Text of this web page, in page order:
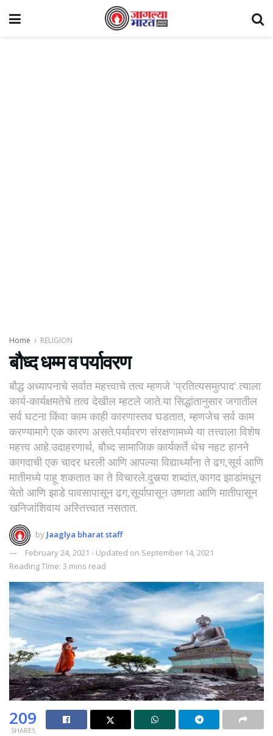
Home RELIGION
बौध्द धम्म व पर्यावरण
बौद्ध अध्यापनाचे सर्वात महत्त्वाचे तत्व म्हणजे 'प्रतित्यसमुत्पाद'.त्याला
कार्य-कार्यक्षमतेचे तत्व देखील म्हटले जाते.या सिद्धांतानुसार जगातील
सर्व घटना किंवा काम काही कारणास्तव घडतात, म्हणजेच सर्व काम
करण्यामागे एक कारण असते.पर्यावरण संरक्षणामध्ये या तत्त्वाला विशेष
महत्त्व आहे.उदाहरणार्थ, बौध्द सामाजिक कार्यकर्ते थेच नहट हानने
कागदाची एक चादर धरली आणि आपल्या विद्यार्थ्यांना ते ढग,सूर्य आणि
मातीमध्ये पाहू शकतात का ते विचारले.दुसर्‍या शब्दांत,कागद झाडांमधून
येतो आणि झाडे पावसापासून ढग,सूर्यापासून उष्णता आणि मातीपासून
खनिजांशिवाय अस्तित्त्वात नसतात.
by Jaaglya bharat staff
February 24, 2021 - Updated on September 14, 2021
Reading Time: 3 mins read
209
SHARES